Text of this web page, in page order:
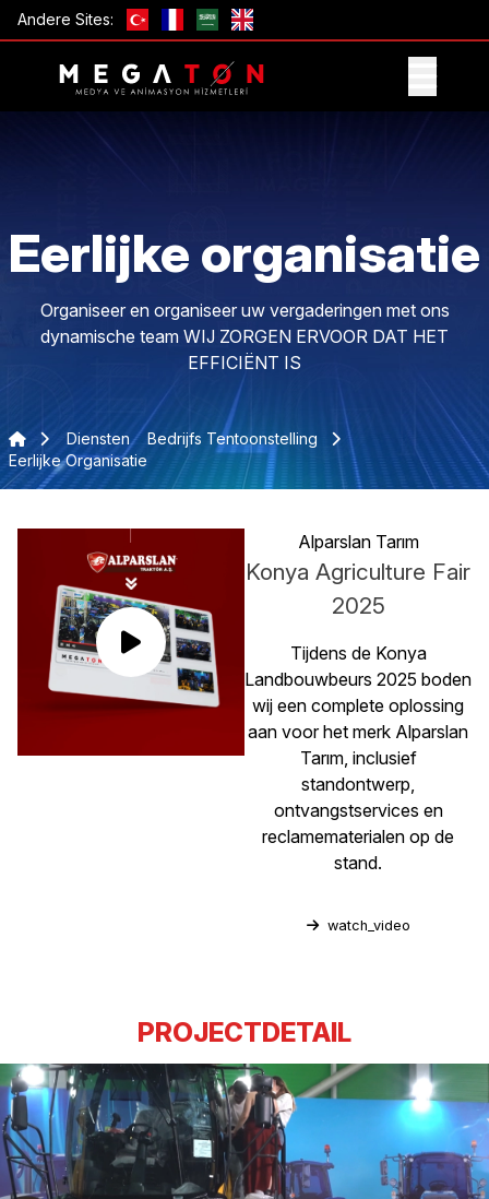
Andere Sites:
Eerlijke organisatie
Organiseer en organiseer uw vergaderingen met ons
dynamische team WIJ ZORGEN ERVOOR DAT HET
EFFICIËNT IS
Diensten
Bedrijfs Tentoonstelling
Eerlijke Organisatie
Alparslan Tarım
Konya Agriculture Fair
2025
Tijdens de Konya
Landbouwbeurs 2025 boden
wij een complete oplossing
aan voor het merk Alparslan
Tarım, inclusief
standontwerp,
ontvangstservices en
reclamematerialen op de
stand.
watch_video
PROJECTDETAIL